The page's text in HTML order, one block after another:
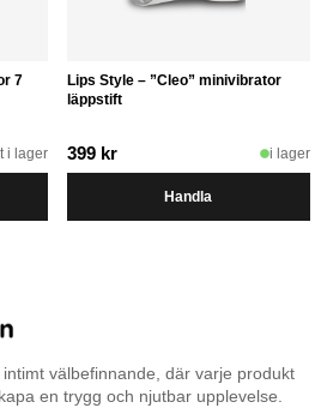
7
i lager
Lips Style – ”Cleo” minivibrator
läppstift
399 kr i lager
Handla
välbefinnande, där varje produkt
en trygg och njutbar upplevelse.